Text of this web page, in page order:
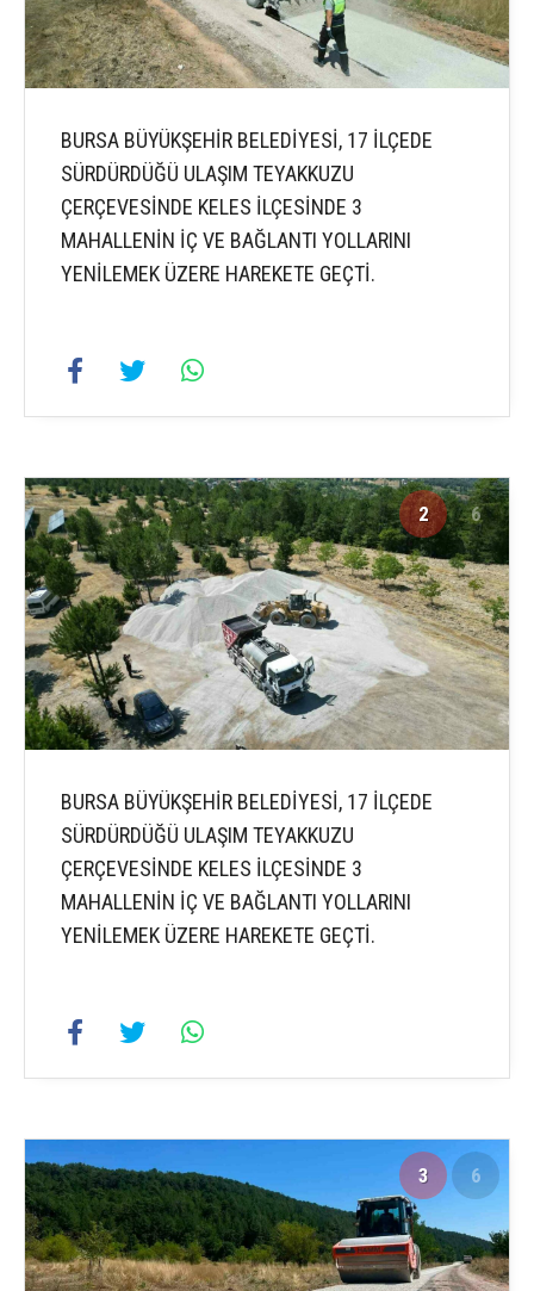
BURSA BÜYÜKŞEHİR BELEDİYESİ, 17 İLÇEDE
SÜRDÜRDÜĞÜ ULAŞIM TEYAKKUZU
ÇERÇEVESİNDE KELES İLÇESİNDE 3
MAHALLENİN İÇ VE BAĞLANTI YOLLARINI
YENİLEMEK ÜZERE HAREKETE GEÇTİ.
2 6
BURSA BÜYÜKŞEHİR BELEDİYESİ, 17 İLÇEDE
SÜRDÜRDÜĞÜ ULAŞIM TEYAKKUZU
ÇERÇEVESİNDE KELES İLÇESİNDE 3
MAHALLENİN İÇ VE BAĞLANTI YOLLARINI
YENİLEMEK ÜZERE HAREKETE GEÇTİ.
3 6